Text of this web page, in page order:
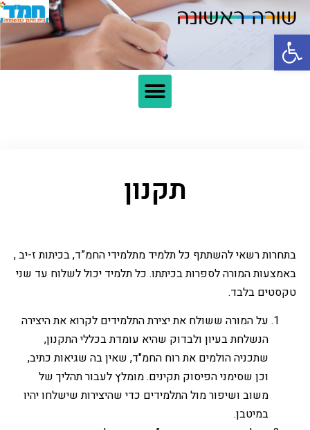
תקנון
בתחרות רשאי להשתתף כל תלמיד מתלמידי החמ”ד, בכיתות ז-יב ,
באמצעות המורה לספרות בכיתתו. כל תלמיד יכול לשלוח עד שני
טקסטים בלבד.
על המורה ששולח את יצירת התלמידים לקרוא את היצירה
הנשלחת בעיון ולבדוק שהיא עומדת בכללי התקנון,
שתכניה הולמים את רוח החמ"ד, שאין בה שגיאות כתיב,
וכן שסימני הפיסוק תקינים. מומלץ לעבור תהליך של
משוב ושיפור מול התלמידים כדי שהיצירות שישלחו יהיו
במיטבן.
פתח סרגל נגישות